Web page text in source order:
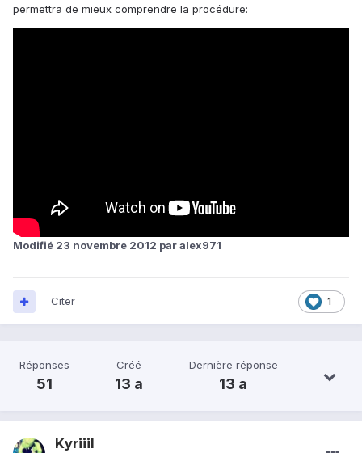
permettra de mieux comprendre la procédure:
Modifié 23 novembre 2012 par alex971
1
Citer
Réponses
51
Créé
13 a
Dernière réponse
13 a
Kyriiil